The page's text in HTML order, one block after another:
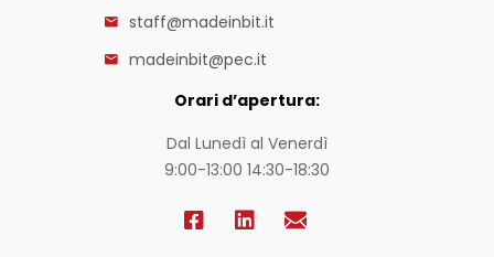
staff@madeinbit.it
madeinbit@pec.it
Orari d’apertura:
Dal Lunedì al Venerdì
9:00-13:00 14:30-18:30